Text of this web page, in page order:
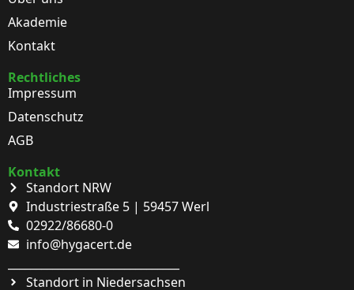
Akademie
Kontakt
Rechtliches
Impressum
Datenschutz
AGB
Kontakt
Standort NRW
Industriestraße 5 | 59457 Werl
02922/86680-0
info@hygacert.de
Standort in Niedersachsen